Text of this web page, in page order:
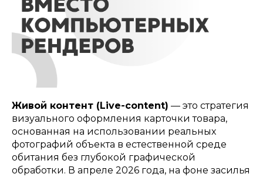
Живой контент (Live-content) — это стратегия
визуального оформления карточки товара,
основанная на использовании реальных
фотографий объекта в естественной среде
обитания без глубокой графической
обработки. В апреле 2026 года, на фоне засилья